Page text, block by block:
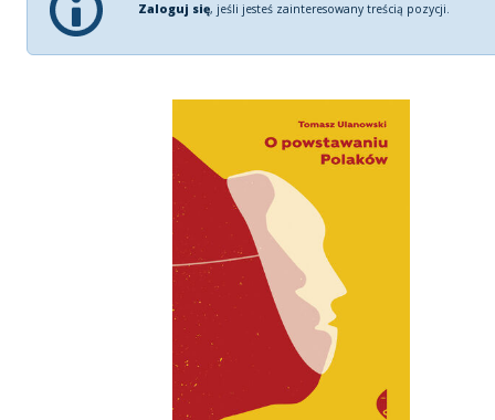
Zaloguj się, jeśli jesteś zainteresowany treścią pozycji.